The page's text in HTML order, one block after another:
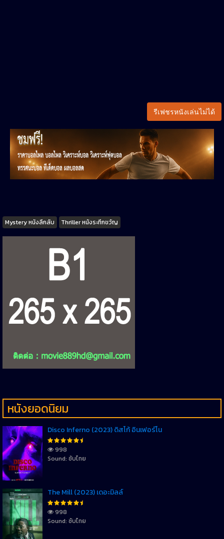
รีเฟชรหนังเล่นไม่ได้
Tags
Mystery หนังลึกลับ Thriller หนังระทึกขวัญ
หนังยอดนิยม
Disco Inferno (2023) ดิสโก้ อินเฟอร์โน
998
Sound: ซับไทย
The Mill (2023) เดอะมิลล์
998
Sound: ซับไทย